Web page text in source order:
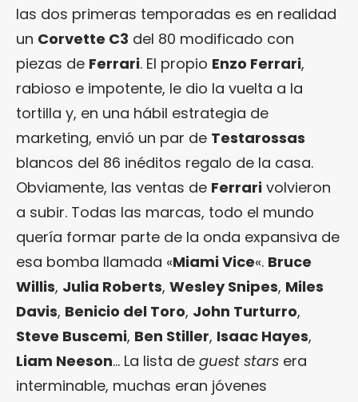
las dos primeras temporadas es en realidad
un Corvette C3 del 80 modificado con
piezas de Ferrari. El propio Enzo Ferrari,
rabioso e impotente, le dio la vuelta a la
tortilla y, en una hábil estrategia de
marketing, envió un par de Testarossas
blancos del 86 inéditos regalo de la casa.
Obviamente, las ventas de Ferrari volvieron
a subir. Todas las marcas, todo el mundo
quería formar parte de la onda expansiva de
esa bomba llamada «Miami Vice«. Bruce
Willis, Julia Roberts, Wesley Snipes, Miles
Davis, Benicio del Toro, John Turturro,
Steve Buscemi, Ben Stiller, Isaac Hayes,
Liam Neeson… La lista de guest stars era
interminable, muchas eran jóvenes